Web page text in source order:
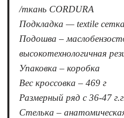
/ткань CORDURA
Подкладка — textile сетка
Подошва –
высокотехнологичная
Упаковка – коробка
Вес кроссовка – 469 г
Размерный ряд с 36-47
Стелька –